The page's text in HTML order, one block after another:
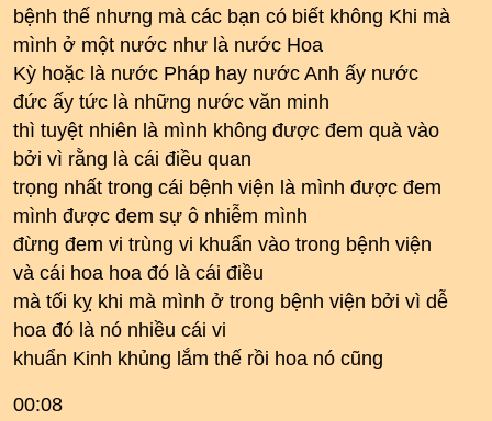
bệnh thế nhưng mà các bạn có biết không Khi mà
mình ở một nước như là nước Hoa
Kỳ hoặc là nước Pháp hay nước Anh ấy nước
đức ấy tức là những nước văn minh
thì tuyệt nhiên là mình không được đem quà vào
bởi vì rằng là cái điều quan
trọng nhất trong cái bệnh viện là mình được đem
mình được đem sự ô nhiễm mình
đừng đem vi trùng vi khuẩn vào trong bệnh viện
và cái hoa hoa đó là cái điều
mà tối kỵ khi mà mình ở trong bệnh viện bởi vì dễ
hoa đó là nó nhiều cái vi
khuẩn Kinh khủng lắm thế rồi hoa nó cũng
00:08